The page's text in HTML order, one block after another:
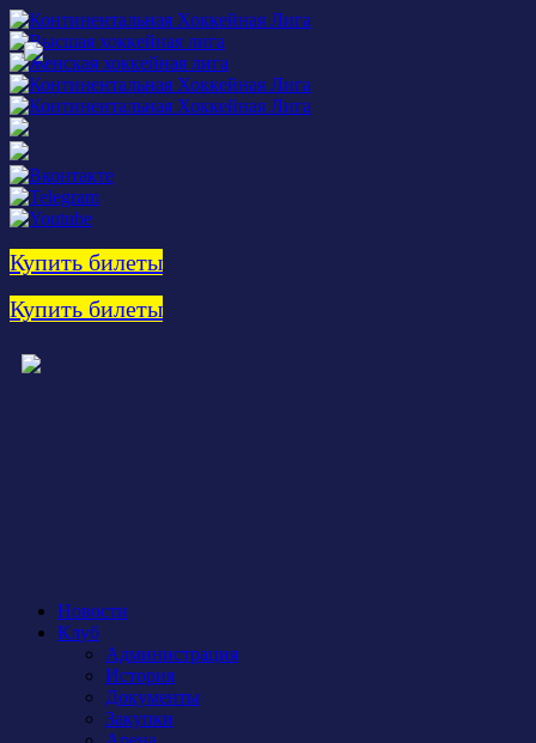
Купить билеты
Купить билеты
Новости
Клуб
Администрация
История
Документы
Закупки